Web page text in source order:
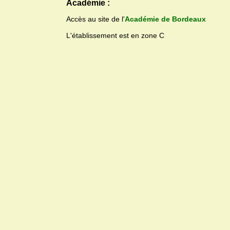
Académie :
Accès au site de l'Académie de Bordeaux
L'établissement est en zone C